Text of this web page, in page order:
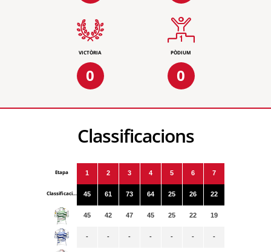
VICTÒRIA
0
PÒDIUM
0
Classificacions
Etapa
Classificacions
1
45
45
-
2
61
42
-
3
73
47
-
4
64
45
-
5
25
25
-
6
26
22
-
7
22
19
-